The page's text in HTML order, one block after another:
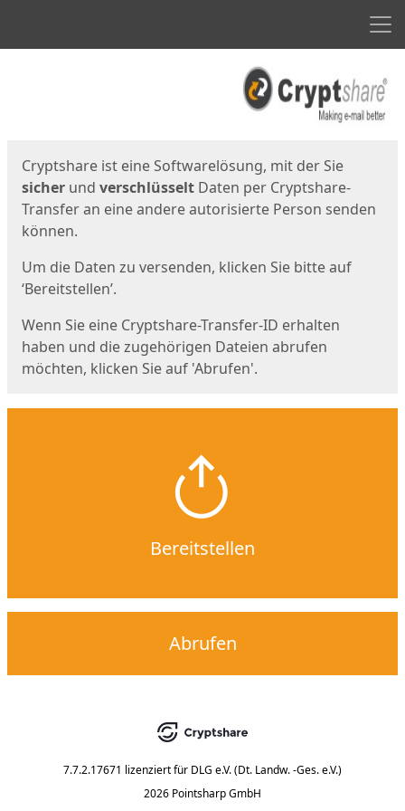
Cryptshare ist eine Softwarelösung, mit der Sie
sicher und verschlüsselt Daten per Cryptshare-
Transfer an eine andere autorisierte Person senden
können.
Um die Daten zu versenden, klicken Sie bitte auf
‘Bereitstellen’.
Wenn Sie eine Cryptshare-Transfer-ID erhalten
haben und die zugehörigen Dateien abrufen
möchten, klicken Sie auf 'Abrufen'.
Bereitstellen
Abrufen
7.7.2.17671 lizenziert für DLG e.V. (Dt. Landw. -Ges. e.V.)
2026 Pointsharp GmbH